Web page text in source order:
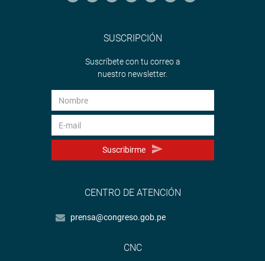
SUSCRIPCIÓN
Suscríbete con tu correo a
nuestro newsletter.
Suscribirme
CENTRO DE ATENCIÓN
prensa@congreso.gob.pe
CNC